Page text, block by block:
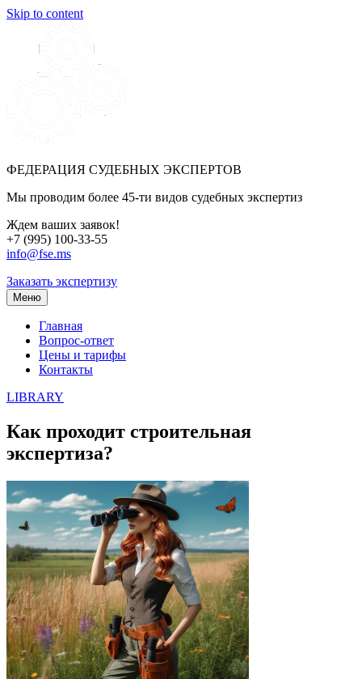
Skip to content
ФЕДЕРАЦИЯ СУДЕБНЫХ ЭКСПЕРТОВ
Мы проводим более 45-ти видов судебных экспертиз
Ждем ваших заявок!
+7 (995) 100-33-55
info@fse.ms
Заказать экспертизу
Меню
Главная
Вопрос-ответ
Цены и тарифы
Контакты
LIBRARY
Как проходит строительная
экспертиза?